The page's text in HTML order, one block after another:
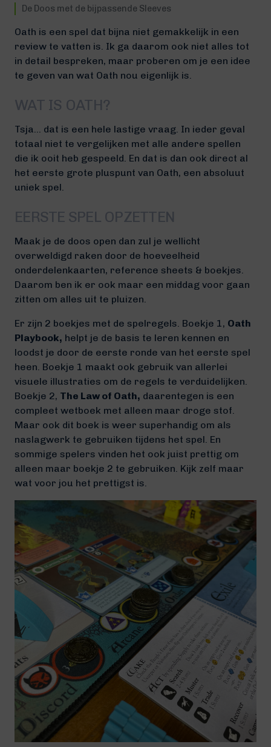
De Doos met de bijpassende Sleeves
Oath is een spel dat bijna niet gemakkelijk in een
review te vatten is. Ik ga daarom ook niet alles tot
in detail bespreken, maar proberen om je een idee
te geven van wat Oath nou eigenlijk is.
WAT IS OATH?
Tsja… dat is een hele lastige vraag. In ieder geval
totaal niet te vergelijken met alle andere spellen
die ik ooit heb gespeeld. En dat is dan ook direct al
het eerste grote pluspunt van Oath, een absoluut
uniek spel.
EERSTE SPEL OPZETTEN
Maak je de doos open dan zul je wellicht
overweldigd raken door de hoeveelheid
onderdelenkaarten, reference sheets & boekjes.
Daarom ben ik er ook maar een middag voor gaan
zitten om alles uit te pluizen.
Er zijn 2 boekjes met de spelregels. Boekje 1, Oath
Playbook, helpt je de basis te leren kennen en
loodst je door de eerste ronde van het eerste spel
heen. Boekje 1 maakt ook gebruik van allerlei
visuele illustraties om de regels te verduidelijken.
Boekje 2, The Law of Oath, daarentegen is een
compleet wetboek met alleen maar droge stof.
Maar ook dit boek is weer superhandig om als
naslagwerk te gebruiken tijdens het spel. En
sommige spelers vinden het ook juist prettig om
alleen maar boekje 2 te gebruiken. Kijk zelf maar
wat voor jou het prettigst is.